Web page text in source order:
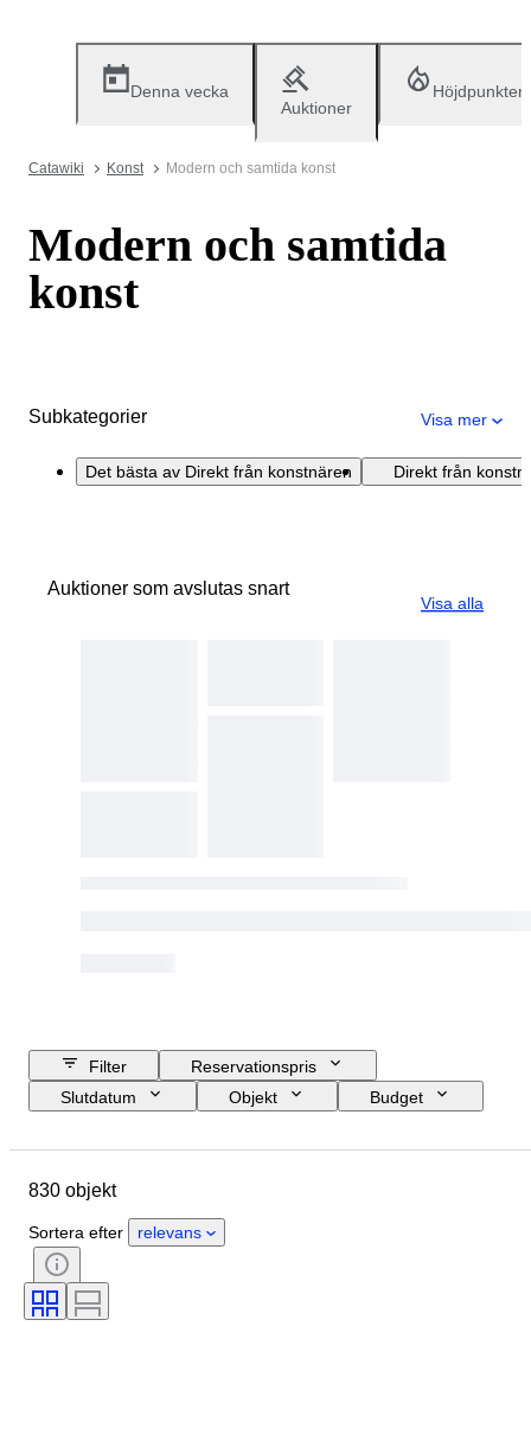
Denna vecka
Auktioner
Höjdpunkter
Catawiki Konst Modern och samtida konst
Modern och samtida
konst
Subkategorier Visa mer
Det bästa av Direkt från konstnären Direkt från
Auktioner som avslutas snart
Visa alla
Filter
Reservationspris
Slutdatum
Objekt
Budget
Period
Utgåva nr.
830 objekt
Sortera efter relevans